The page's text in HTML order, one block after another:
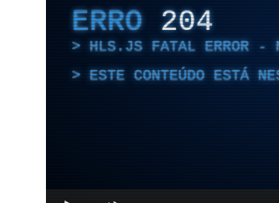
ERRO 204
HLS.JS FATAL ERROR -
ESTE CONTEÚDO ESTÁ